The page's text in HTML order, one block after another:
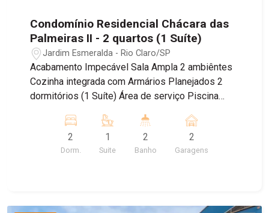
Condomínio Residencial Chácara das
Palmeiras II - 2 quartos (1 Suíte)
Jardim Esmeralda - Rio Claro/SP
Acabamento Impecável Sala Ampla 2 ambiêntes
Cozinha integrada com Armários Planejados 2
dormitórios (1 Suíte) Área de serviço Piscina
2
Dorm.
1
Suite
2
Banho
2
Garagens